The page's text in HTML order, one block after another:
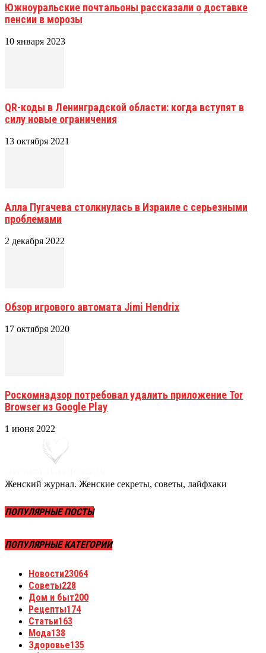
Южноуральские почтальоны рассказали о доставке
пенсии в морозы
10 января 2023
QR-коды в Ленинградской области: когда вступят в
силу новые ограничения
13 октября 2021
Алла Пугачева столкнулась в Израиле с серьезными
проблемами
2 декабря 2022
Обзор игрового автомата Jimi Hendrix
17 октября 2020
Роскомнадзор потребовал удалить приложение Tor
Browser из Google Play
1 июня 2022
Женский журнал. Женские секреты, советы, лайфхаки
ПОПУЛЯРНЫЕ ПОСТЫ
ПОПУЛЯРНЫЕ КАТЕГОРИИ
Новости23064
Советы228
Дом и быт200
Рецепты174
Статьи163
Мода138
Здоровье135